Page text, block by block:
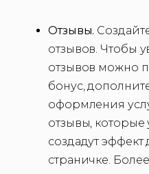
Отзывы.
отзывов. Чтобы
отзывов можно
бонус,
оформления
отзывы, которые
создадут
страничке.